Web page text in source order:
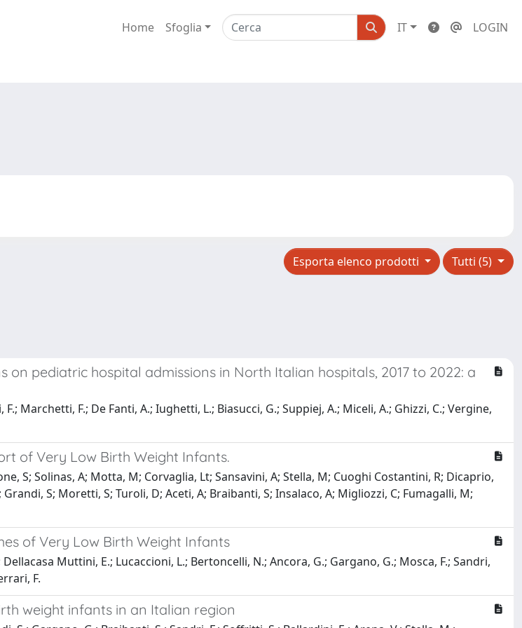
Home Sfoglia IT LOGIN
Tutti (5)
Esporta elenco prodotti
pediatric hospital admissions in North Italian hospitals, 2017 to 2022: a
Marchetti, F.; De Fanti, A.; Iughetti, L.; Biasucci, G.; Suppiej, A.; Miceli, A.; Ghizzi, C.; Vergine,
of Very Low Birth Weight Infants.
S; Solinas, A; Motta, M; Corvaglia, Lt; Sansavini, A; Stella, M; Cuoghi Costantini, R; Dicaprio,
S; Moretti, S; Turoli, D; Aceti, A; Braibanti, S; Insalaco, A; Migliozzi, C; Fumagalli, M;
of Very Low Birth Weight Infants
Muttini, E.; Lucaccioni, L.; Bertoncelli, N.; Ancora, G.; Gargano, G.; Mosca, F.; Sandri,
F.
weight infants in an Italian region